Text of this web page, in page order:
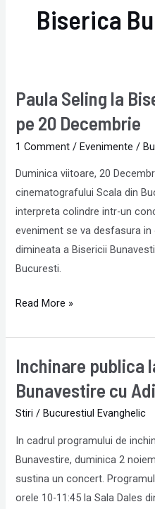
Biserica
Paula Seling la
pe 20 Decembrie
1 Comment /Evenimente /
Duminica viitoare, 20
cinematografului Scala din
interpreta colindre intr-un
eveniment se va desfasura in
dimineata a Bisericii
Bucuresti.
Paula
la
Biserica
Bunavestire
pe
20
Decembrie
Read More »
Inchinare publica
Bunavestire cu
Stiri /Bucurestiul Evanghelic
In cadrul programului de
Bunavestire, duminica 2
sustina un concert.
orele 10-11:45 la Sala Dales
Inchinare
la
Biserica
Bunavestire
cu
Adi
Gliga